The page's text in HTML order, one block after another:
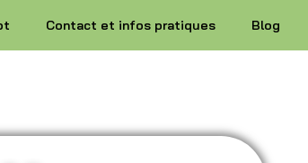
Contact et infos pratiques Blog